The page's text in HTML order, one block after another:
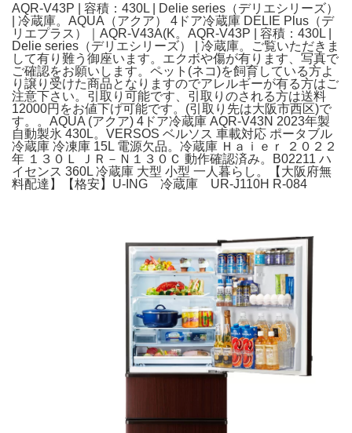
AQR-V43P | 容積：430L | Delie series（デリエシリーズ）
| 冷蔵庫。AQUA（アクア） 4ドア冷蔵庫 DELIE Plus（デ
リエプラス）｜AQR-V43A(K。AQR-V43P | 容積：430L |
Delie series（デリエシリーズ） | 冷蔵庫。ご覧いただきま
して有り難う御座います。エクボや傷が有ります、写真で
ご確認をお願いします。ペット(ネコ)を飼育している方よ
り譲り受けた商品となりますのでアレルギーが有る方はご
注意下さい。引取り可能です、引取りのされる方は送料
12000円をお値下げ可能です。(引取り先は大阪市西区)で
す。。AQUA (アクア) 4ドア冷蔵庫 AQR-V43N 2023年製
自動製氷 430L。VERSOS ベルソス 車載対応 ポータブル
冷蔵庫 冷凍庫 15L 電源欠品。冷蔵庫 Ｈａｉｅｒ ２０２２
年 １３０Ｌ ＪＲ－Ｎ１３０Ｃ 動作確認済み。B02211 ハ
イセンス 360L 冷蔵庫 大型 小型 一人暮らし。【大阪府無
料配達】【格安】U-ING 冷蔵庫 UR-J110H R-084